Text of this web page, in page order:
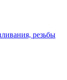
резьбы